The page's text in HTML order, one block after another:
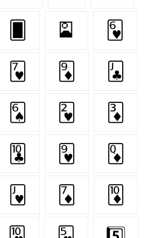
🎴 🂶
🂷 🃉 🃛
🂦 🂲 🃃
🃚 🂹 🃍
🂻 🃇 🃊